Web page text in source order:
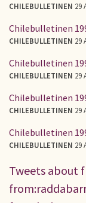
CHILEBULLETINEN 29
Chilebulletinen
CHILEBULLETINEN 29
Chilebulletinen
CHILEBULLETINEN 29
Chilebulletinen
CHILEBULLETINEN 29
Chilebulletinen
CHILEBULLETINEN 29
Tweets about